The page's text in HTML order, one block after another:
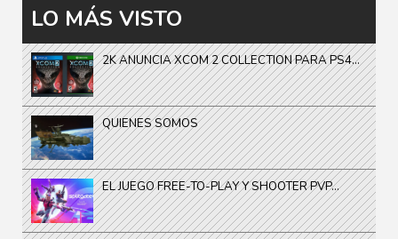
LO MÁS VISTO
2K ANUNCIA XCOM 2 COLLECTION PARA PS4...
QUIENES SOMOS
EL JUEGO FREE-TO-PLAY Y SHOOTER PVP...